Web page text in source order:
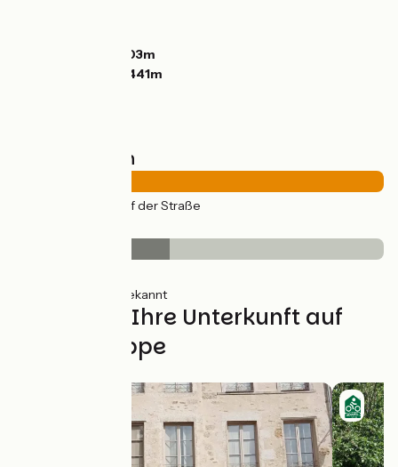
303m
441m
Straßentypen
(100%) Auf der Straße
(58%) Unbekannt
Finden Sie Ihre Unterkunft auf
dieser Etappe